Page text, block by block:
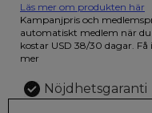
Läs mer om produkten här
12 färgpennor som du kan
illustrationen på den vackra
färger.
Kampanjpris och
automatiskt medlem när
kostar USD 38/30 dagar.
mer
Nöjdhetsgaranti